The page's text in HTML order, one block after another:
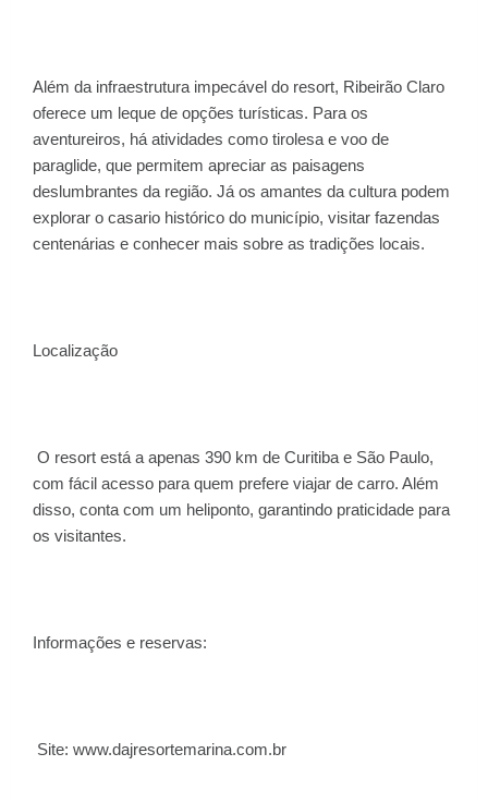
Além da infraestrutura impecável do resort, Ribeirão Claro
oferece um leque de opções turísticas. Para os
aventureiros, há atividades como tirolesa e voo de
paraglide, que permitem apreciar as paisagens
deslumbrantes da região. Já os amantes da cultura podem
explorar o casario histórico do município, visitar fazendas
centenárias e conhecer mais sobre as tradições locais.
Localização
O resort está a apenas 390 km de Curitiba e São Paulo,
com fácil acesso para quem prefere viajar de carro. Além
disso, conta com um heliponto, garantindo praticidade para
os visitantes.
Informações e reservas:
Site: www.dajresortemarina.com.br